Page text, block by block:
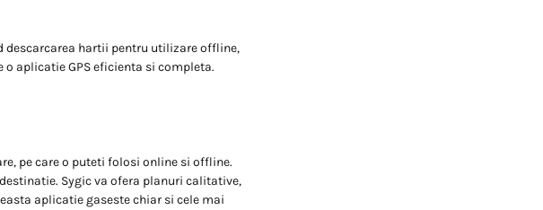
hartii pentru utilizare offline,
o aplicatie GPS eficienta si completa.
pe care o puteti folosi online si offline.
Sygic va ofera planuri calitative,
aplicatie gaseste chiar si cele mai